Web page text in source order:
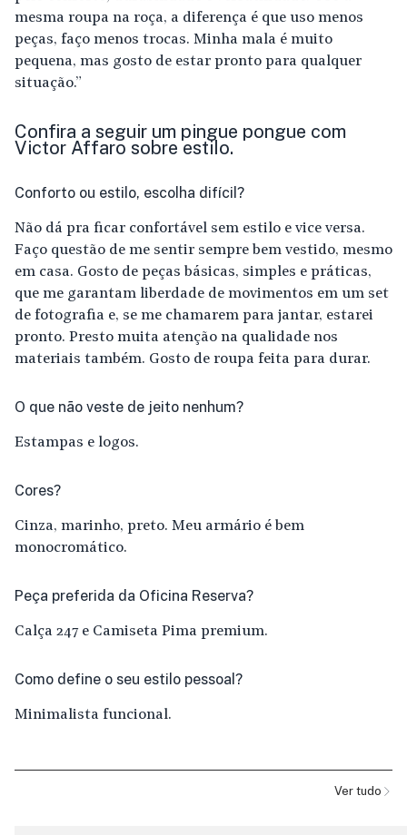
mesma roupa na roça, a diferença é que uso menos
peças, faço menos trocas. Minha mala é muito
pequena, mas gosto de estar pronto para qualquer
situação.”
Confira a seguir um pingue pongue com
Victor Affaro sobre estilo.
Conforto ou estilo, escolha difícil?
Não dá pra ficar confortável sem estilo e vice versa.
Faço questão de me sentir sempre bem vestido, mesmo
em casa. Gosto de peças básicas, simples e práticas,
que me garantam liberdade de movimentos em um set
de fotografia e, se me chamarem para jantar, estarei
pronto. Presto muita atenção na qualidade nos
materiais também. Gosto de roupa feita para durar.
O que não veste de jeito nenhum?
Estampas e logos.
Cores?
Cinza, marinho, preto. Meu armário é bem
monocromático.
Peça preferida da Oficina Reserva?
Calça 247 e Camiseta Pima premium.
Como define o seu estilo pessoal?
Minimalista funcional.
Ver tudo